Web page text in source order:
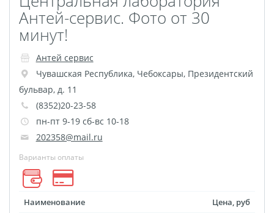
Пластификация
Фотопостер
Печать на
самоклеящемся виниле
Фото на стекле и
акриле
Печать на баннере
Фотообои
Трафареты
Печать на прозрачной
пленке
Рекламные конструкции
Напольная графика
Антей-сервис. Фото от 30
минут!
Антей сервис
Чувашская Республика, Чебоксары, Президентский
бульвар, д. 11
(8352)20-23-58
пн-пт 9-19 сб-вс 10-18
202358@mail.ru
Варианты оплаты
Наименование
Цена, руб